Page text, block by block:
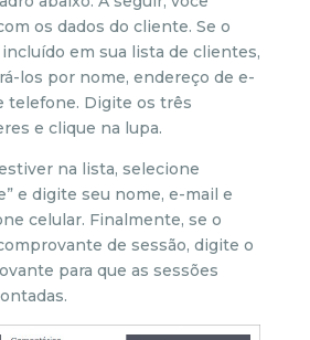
os dados do cliente. Se o
em sua lista de clientes,
los por nome, endereço de e-
telefone. Digite os três
e clique na lupa.
na lista, selecione
e digite seu nome, e-mail e
celular. Finalmente, se o
de sessão, digite o
para que as sessões